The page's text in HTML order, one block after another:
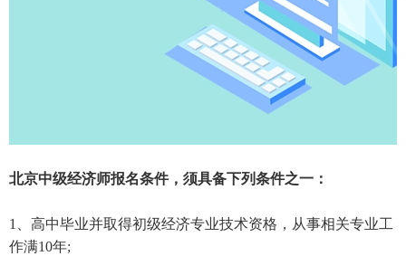
北京中级经济师报名条件，须具备下列条件之一：
1、高中毕业并取得初级经济专业技术资格，从事相关专业工
作满10年;